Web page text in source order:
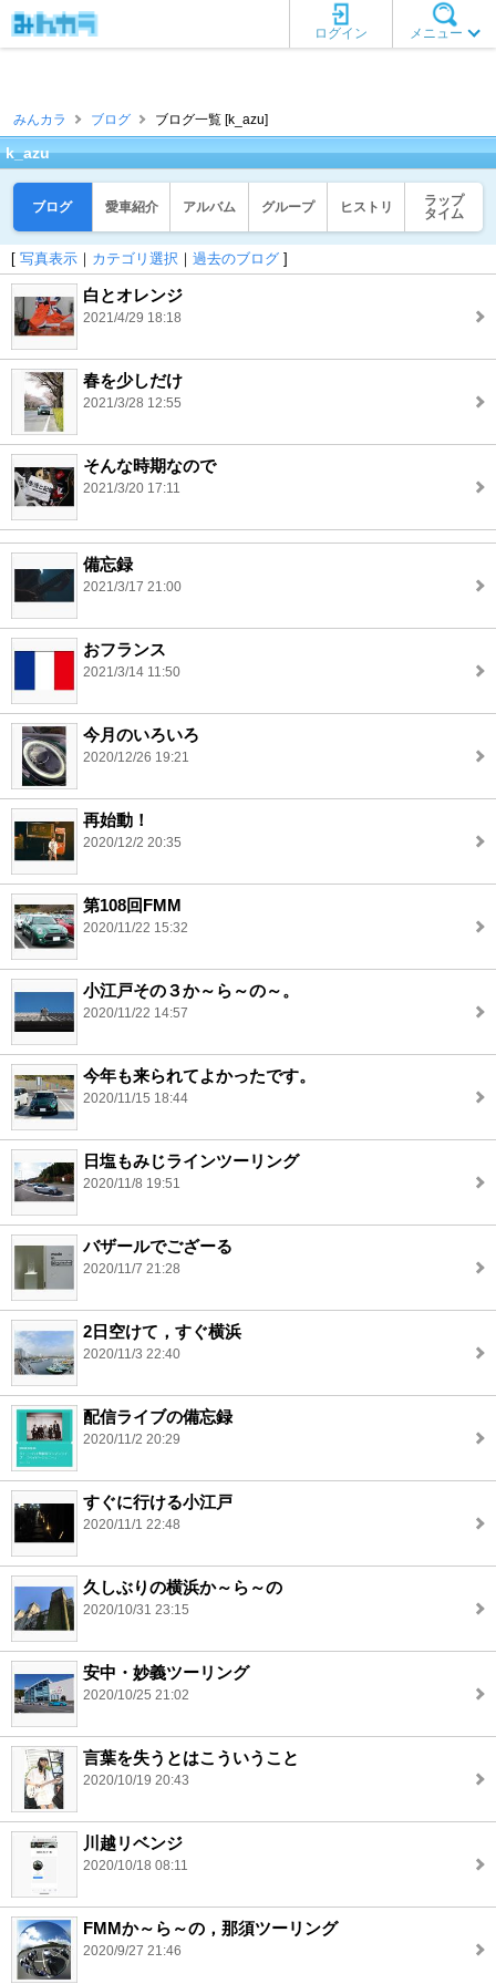
メニュー
ログイン
みんカラ ブログ ブログ一覧 [k_azu]
k_azu
ブログ 愛車紹介 アルバム グループ ヒストリ
ラップ
タイム
[ 写真表示 ｜ カテゴリ選択 ｜ 過去のブログ ]
白とオレンジ
2021/4/29 18:18
春を少しだけ
2021/3/28 12:55
そんな時期なので
2021/3/20 17:11
備忘録
2021/3/17 21:00
おフランス
2021/3/14 11:50
今月のいろいろ
2020/12/26 19:21
再始動！
2020/12/2 20:35
第108回FMM
2020/11/22 15:32
小江戸その３か～ら～の～。
2020/11/22 14:57
今年も来られてよかったです。
2020/11/15 18:44
日塩もみじラインツーリング
2020/11/8 19:51
バザールでござーる
2020/11/7 21:28
2日空けて，すぐ横浜
2020/11/3 22:40
配信ライブの備忘録
2020/11/2 20:29
すぐに行ける小江戸
2020/11/1 22:48
久しぶりの横浜か～ら～の
2020/10/31 23:15
安中・妙義ツーリング
2020/10/25 21:02
言葉を失うとはこういうこと
2020/10/19 20:43
川越リベンジ
2020/10/18 08:11
FMMか～ら～の，那須ツーリング
2020/9/27 21:46